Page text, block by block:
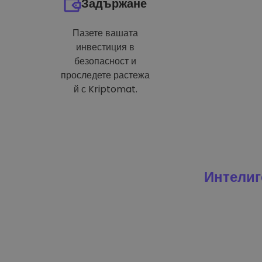
Задържане
Пазете вашата
инвестиция в
безопасност и
проследете растежа
й с Kriptomat.